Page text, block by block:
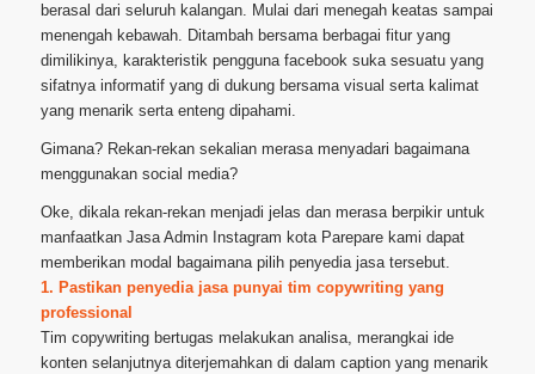
berasal dari seluruh kalangan. Mulai dari menegah keatas sampai
menengah kebawah. Ditambah bersama berbagai fitur yang
dimilikinya, karakteristik pengguna facebook suka sesuatu yang
sifatnya informatif yang di dukung bersama visual serta kalimat
yang menarik serta enteng dipahami.
Gimana? Rekan-rekan sekalian merasa menyadari bagaimana
menggunakan social media?
Oke, dikala rekan-rekan menjadi jelas dan merasa berpikir untuk
manfaatkan Jasa Admin Instagram kota Parepare kami dapat
memberikan modal bagaimana pilih penyedia jasa tersebut.
1. Pastikan penyedia jasa punyai tim copywriting yang
professional
Tim copywriting bertugas melakukan analisa, merangkai ide
konten selanjutnya diterjemahkan di dalam caption yang menarik